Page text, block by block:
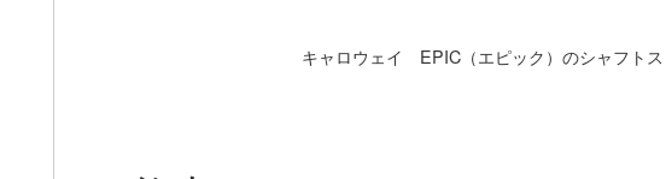
キャロウェイ EPIC（エピック）のシャフト